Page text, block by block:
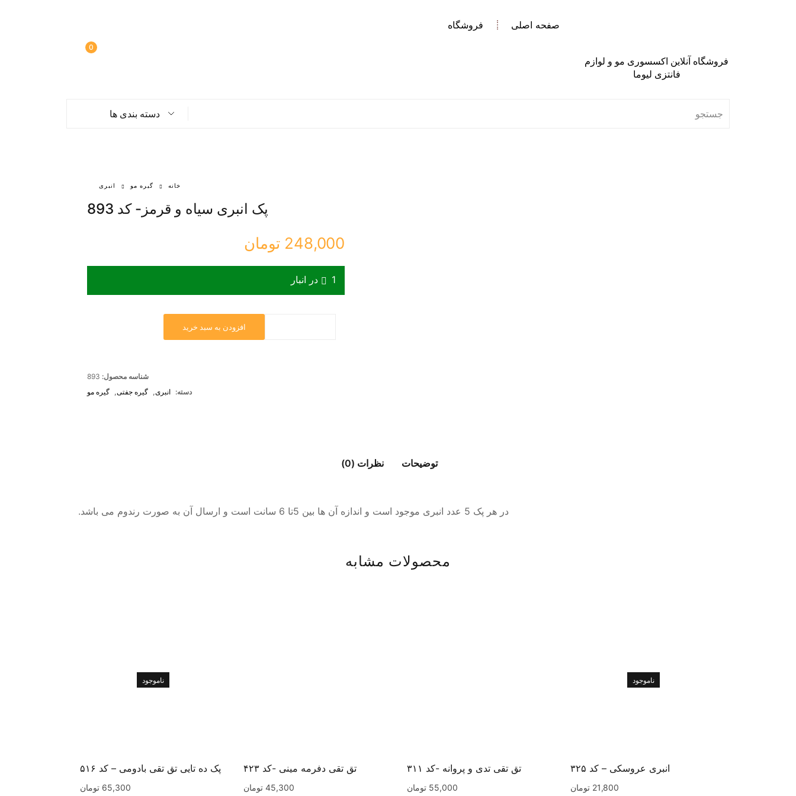
فروشگاه آنلاین اکسسوری مو و لوازم
فانتزی لیوما
صفحه اصلی فروشگاه
0
دسته بندی ها
خانه گیره مو انبری
پک انبری سیاه و قرمز- کد 893
248,000 تومان
1 در انبار
افزودن به سبد خرید
شناسه محصول: 893
دسته: انبری گیره جفتی گیره مو
توضیحات نظرات (0)
در هر پک 5 عدد انبری موجود است و اندازه آن ها بین 5تا 6 سانت است و ارسال آن به صورت رندوم می باشد.
محصولات مشابه
ناموجود
انبری عروسکی – کد ۳۲۵
21,800 تومان
تق تقی تدی و پروانه -کد ۳۱۱
55,000 تومان
تق تقی دفرمه مینی -کد ۴۲۳
45,300 تومان
ناموجود
پک ده تایی تق تقی بادومی – کد ۵۱۶
65,300 تومان